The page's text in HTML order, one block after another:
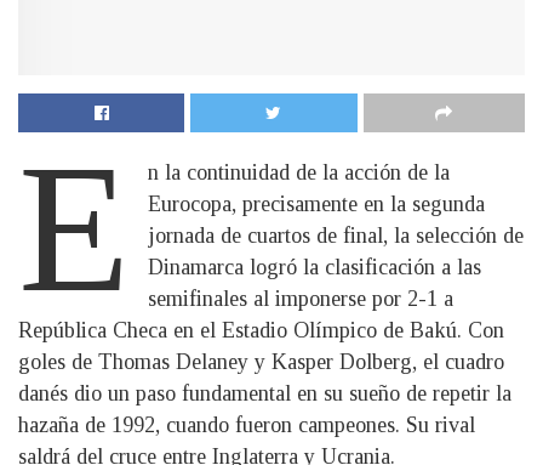
E
n la continuidad de la acción de la
Eurocopa, precisamente en la segunda
jornada de cuartos de final, la selección de
Dinamarca logró la clasificación a las
semifinales al imponerse por 2-1 a
República Checa en el Estadio Olímpico de Bakú. Con
goles de Thomas Delaney y Kasper Dolberg, el cuadro
danés dio un paso fundamental en su sueño de repetir la
hazaña de 1992, cuando fueron campeones. Su rival
saldrá del cruce entre Inglaterra y Ucrania.